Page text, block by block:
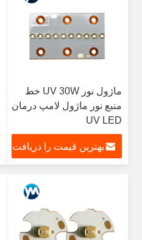
ماژول نور UV 30W خط
منبع نور ماژول لامپ درمان
UV LED
بهترین قیمت را دریافت